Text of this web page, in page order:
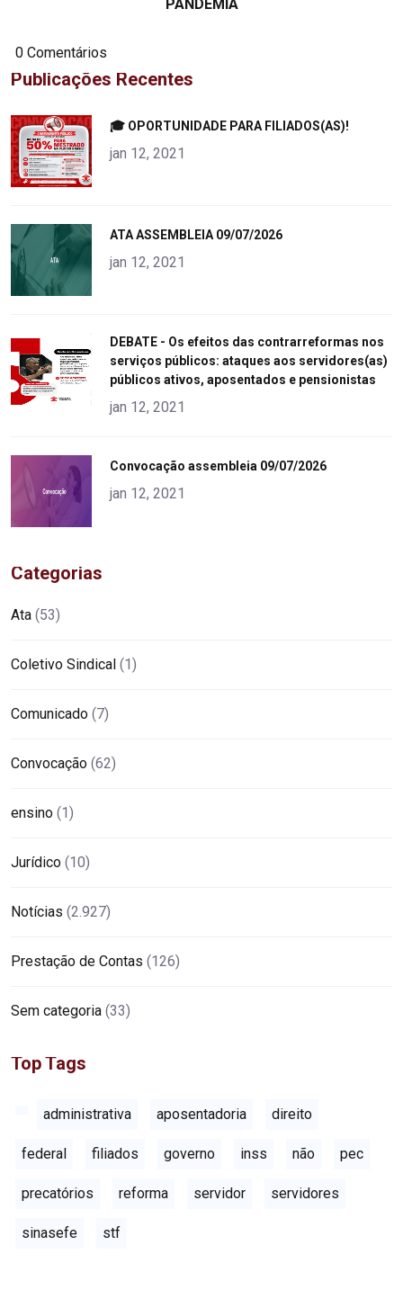
PANDEMIA
0 Comentários
Publicações Recentes
alt="product">
🎓 OPORTUNIDADE PARA FILIADOS(AS)!
jan 12, 2021
alt="product">
ATA ASSEMBLEIA 09/07/2026
jan 12, 2021
alt="product">
DEBATE - Os efeitos das contrarreformas nos
serviços públicos: ataques aos servidores(as)
públicos ativos, aposentados e pensionistas
jan 12, 2021
alt="product">
Convocação assembleia 09/07/2026
jan 12, 2021
Categorias
Ata (53)
Coletivo Sindical (1)
Comunicado (7)
Convocação (62)
ensino (1)
Jurídico (10)
Notícias (2.927)
Prestação de Contas (126)
Sem categoria (33)
Top Tags
administrativa aposentadoria direito
federal filiados governo inss não pec
precatórios reforma servidor servidores
sinasefe stf